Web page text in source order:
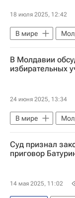
18 июля 2025, 12:42
В мире
Москва
В Молдавии
избирательных
24 июня 2025, 13:34
В мире
Москва
Мария Захарова
Суд признал
приговор
14 мая 2025, 11:02